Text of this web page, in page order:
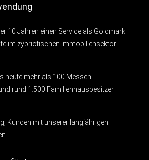
10 Jahren einen Service als Goldmark
im zypriotischen Immobiliensektor
heute mehr als 100 Messen
rund 1.500 Familienhausbesitzer
Kunden mit unserer langjährigen